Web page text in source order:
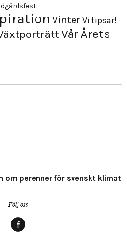
VinterVi tipsar!
VårÅrets
om perenner för svenskt klimat
Följ oss